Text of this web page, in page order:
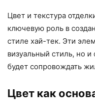
Цвет и текстура
ключевую роль в
стиле хай-тек. Эти
визуальный стиль, но
будет сопровождать
Цвет как